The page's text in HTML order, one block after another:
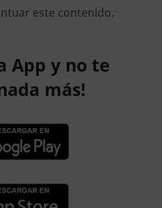
este contenido.
App y no te
más!